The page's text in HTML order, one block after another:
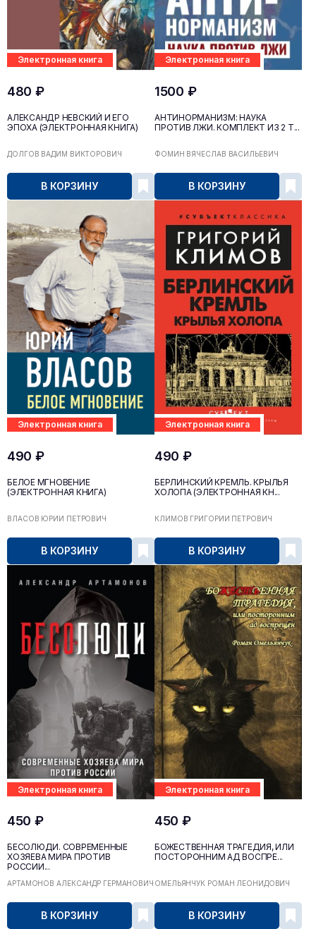
Электронная книга
480 ₽
АЛЕКСАНДР НЕВСКИЙ И ЕГО
ЭПОХА (ЭЛЕКТРОННАЯ КНИГА)
ДОЛГОВ ВАДИМ ВИКТОРОВИЧ
В КОРЗИНУ
Электронная книга
1500 ₽
АНТИНОРМАНИЗМ: НАУКА
ПРОТИВ ЛЖИ. КОМПЛЕКТ ИЗ 2 Т...
ФОМИН ВЯЧЕСЛАВ ВАСИЛЬЕВИЧ
В КОРЗИНУ
Электронная книга
490 ₽
БЕЛОЕ МГНОВЕНИЕ
(ЭЛЕКТРОННАЯ КНИГА)
ВЛАСОВ ЮРИЙ ПЕТРОВИЧ
В КОРЗИНУ
Электронная книга
490 ₽
БЕРЛИНСКИЙ КРЕМЛЬ. КРЫЛЬЯ
ХОЛОПА (ЭЛЕКТРОННАЯ КН...
КЛИМОВ ГРИГОРИЙ ПЕТРОВИЧ
В КОРЗИНУ
Электронная книга
450 ₽
БЕСОЛЮДИ. СОВРЕМЕННЫЕ
ХОЗЯЕВА МИРА ПРОТИВ
РОССИИ...
АРТАМОНОВ АЛЕКСАНДР ГЕРМАНОВИЧ
В КОРЗИНУ
Электронная книга
450 ₽
БОЖЕСТВЕННАЯ ТРАГЕДИЯ, ИЛИ
ПОСТОРОННИМ АД ВОСПРЕ...
ОМЕЛЬЯНЧУК РОМАН ЛЕОНИДОВИЧ
В КОРЗИНУ